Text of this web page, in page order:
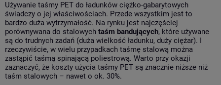
Używanie taśmy PET do ładunków ciężko-gabarytowych
świadczy o jej właściwościach. Przede wszystkim jest to
bardzo duża wytrzymałość. Na rynku jest najczęściej
porównywana do stalowych taśm bandujących, które używane
są do trudnych zadań (duża wielkość ładunku, duży ciężar). I
rzeczywiście, w wielu przypadkach taśmę stalową można
zastąpić taśmą spinającą poliestrową. Warto przy okazji
zaznaczyć, że koszty użycia taśmy PET są znacznie niższe niż
taśm stalowych – nawet o ok. 30%.